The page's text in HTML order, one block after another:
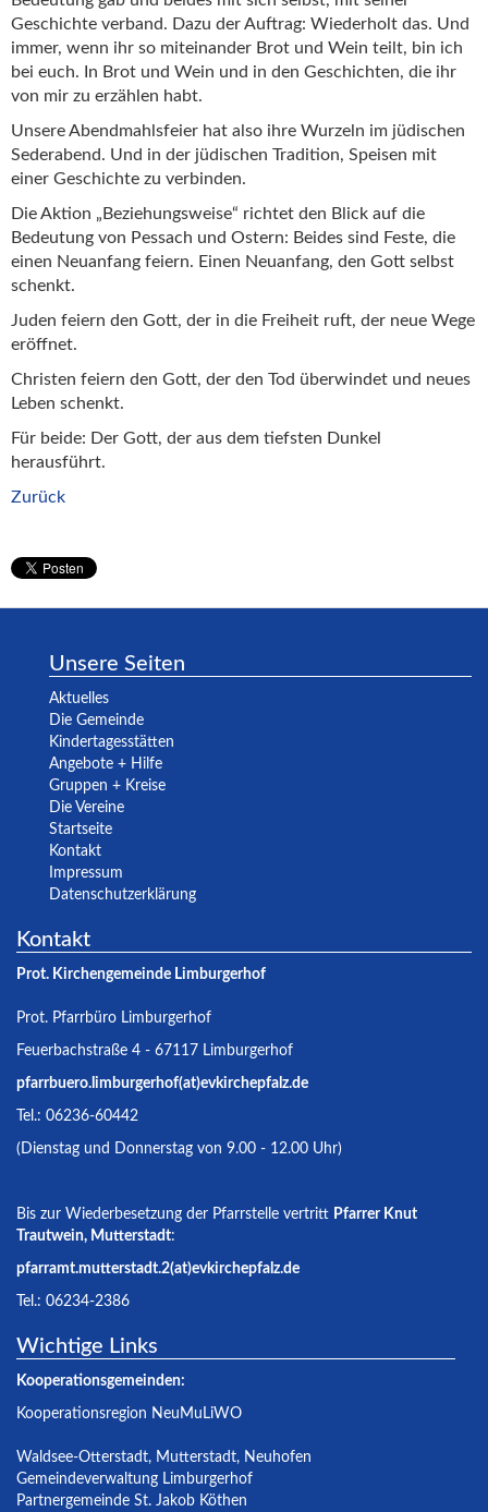
Geschichte verband. Dazu der Auftrag: Wiederholt das. Und
immer, wenn ihr so miteinander Brot und Wein teilt, bin ich
bei euch. In Brot und Wein und in den Geschichten, die ihr
von mir zu erzählen habt.
Unsere Abendmahlsfeier hat also ihre Wurzeln im jüdischen
Sederabend. Und in der jüdischen Tradition, Speisen mit
einer Geschichte zu verbinden.
Die Aktion „Beziehungsweise“ richtet den Blick auf die
Bedeutung von Pessach und Ostern: Beides sind Feste, die
einen Neuanfang feiern. Einen Neuanfang, den Gott selbst
schenkt.
Juden feiern den Gott, der in die Freiheit ruft, der neue Wege
eröffnet.
Christen feiern den Gott, der den Tod überwindet und neues
Leben schenkt.
Für beide: Der Gott, der aus dem tiefsten Dunkel
herausführt.
Zurück
Unsere Seiten
Aktuelles
Die Gemeinde
Kindertagesstätten
Angebote + Hilfe
Gruppen + Kreise
Die Vereine
Startseite
Kontakt
Impressum
Datenschutzerklärung
Kontakt
Prot. Kirchengemeinde Limburgerhof
Prot. Pfarrbüro Limburgerhof
Feuerbachstraße 4 - 67117 Limburgerhof
pfarrbuero.limburgerhof(at)evkirchepfalz.de
Tel.: 06236-60442
(Dienstag und Donnerstag von 9.00 - 12.00 Uhr)
Bis zur Wiederbesetzung der Pfarrstelle vertritt Pfarrer Knut
Trautwein, Mutterstadt:
pfarramt.mutterstadt.2(at)evkirchepfalz.de
Tel.: 06234-2386
Wichtige Links
Kooperationsgemeinden:
Kooperationsregion NeuMuLiWO
Waldsee-Otterstadt, Mutterstadt, Neuhofen
Gemeindeverwaltung Limburgerhof
Partnergemeinde St. Jakob Köthen